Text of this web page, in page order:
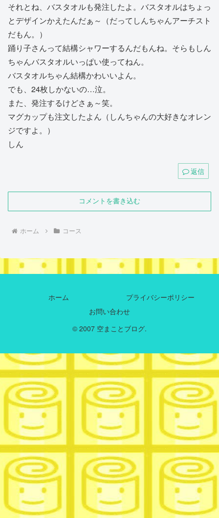
それとね、バスタオルも発注したよ。バスタオルはちょっ
とデザインかえたんだぁ～（だってしんちゃんアーチスト
だもん。）
踊り子さんって結構シャワーするんだもんね。そらもしん
ちゃんバスタオルいっぱい使ってねん。
バスタオルちゃん結構かわいいよん。
でも、24枚しかないの…泣。
また、発注するけどさぁ～笑。
マグカップも注文したよん（しんちゃんの大好きなオレン
ジですよ。）
しん
返信
コメントを書き込む
ホーム コース
ホーム
プライバシーポリシー
お問い合わせ
© 2007 空まことブログ.